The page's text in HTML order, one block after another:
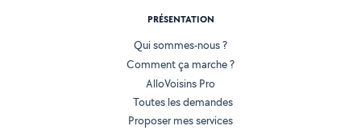
PRÉSENTATION
Qui sommes-nous ?
Comment ça marche ?
AlloVoisins Pro
Toutes les demandes
Proposer mes services